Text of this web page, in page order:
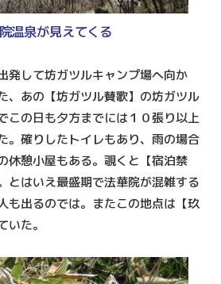
温泉が見えてくる
発して坊ガツルキャンプ場へ向か
、あの【坊ガツル賛歌】の坊ガツル
この日も夕方までには１０張り以上
。確りしたトイレもあり、雨の場合
休憩小屋もある。覗くと【宿泊禁
とはいえ最盛期で法華院が混雑する
も出るのでは。またこの地点は【玖
た。